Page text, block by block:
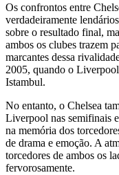
Os confrontos entre
verdadeiramente
sobre o resultado final,
ambos os clubes trazem
marcantes dessa
2005, quando o
Istambul.
No entanto, o Chelsea
Liverpool nas semifinais
na memória dos
de drama e emoção. A
torcedores de ambos os
fervorosamente.